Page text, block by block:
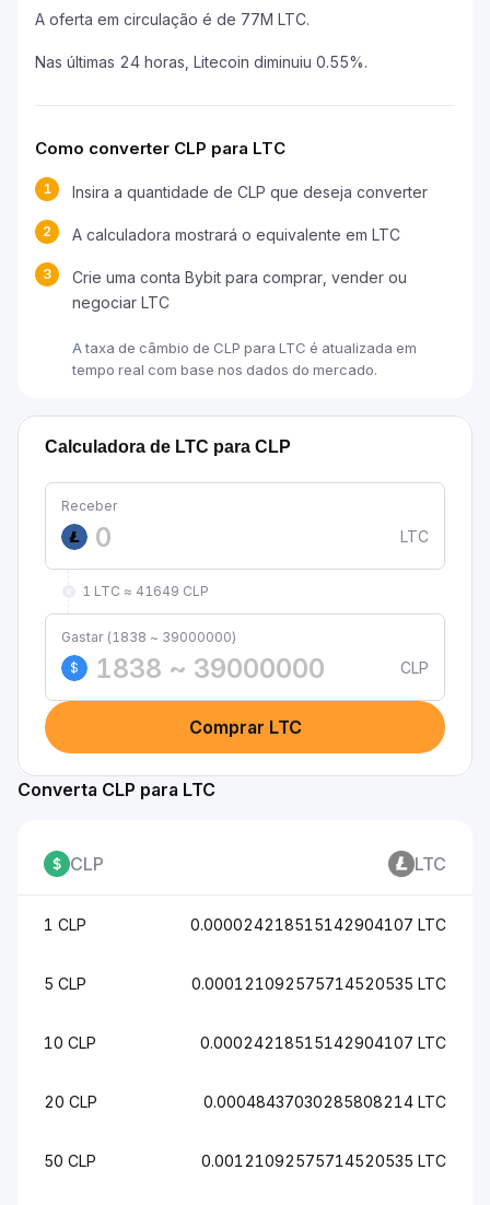
A oferta em circulação é de 77M LTC.
Nas últimas 24 horas, Litecoin diminuiu 0.55%.
Como converter CLP para LTC
1 Insira a quantidade de CLP que deseja converter
2 A calculadora mostrará o equivalente em LTC
3
Crie uma conta Bybit para comprar, vender ou
negociar LTC
A taxa de câmbio de CLP para LTC é atualizada em
tempo real com base nos dados do mercado.
Calculadora de LTC para CLP
Receber
LTC
1 LTC ≈ 41649 CLP
Gastar (1838 ~ 39000000)
$
CLP
Comprar LTC
Converta CLP para LTC
CLP LTC
1 CLP 0.000024218515142904107 LTC
5 CLP 0.000121092575714520535 LTC
10 CLP 0.00024218515142904107 LTC
20 CLP 0.00048437030285808214 LTC
50 CLP 0.00121092575714520535 LTC